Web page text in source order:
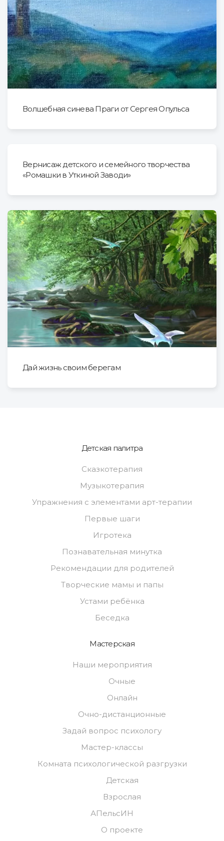
Волшебная синева Праги от Сергея Опульса
Вернисаж детского и семейного творчества
«Ромашки в Уткиной Заводи»
Дай жизнь своим берегам
Детская палитра
Сказкотерапия
Музыкотерапия
Упражнения с элементами арт-терапии
Первые шаги
Игротека
Познавательная минутка
Рекомендации для родителей
Творческие мамы и папы
Устами ребёнка
Беседка
Мастерская
Наши мероприятия
Очные
Онлайн
Очно-дистанционные
Задай вопрос психологу
Мастер-классы
Комната психологической разгрузки
Детская
Взрослая
АПельсИН
О проекте